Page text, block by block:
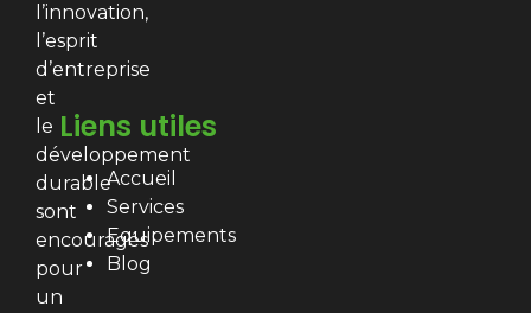
l’innovation,
l’esprit
d’entreprise
et
le
développement
durable
sont
encouragés
pour
un
Liens utiles
Accueil
Services
Equipements
Blog